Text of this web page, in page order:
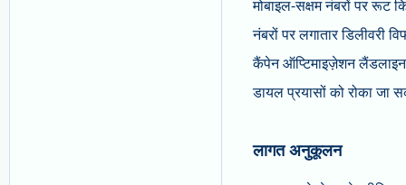
मोबाइल-सक्षम नंबरों पर रूट
नंबरों पर लगातार डिलीवरी
कैंपेन ऑप्टिमाइज़ेशन
डायल प्रयासों को रोका जा
लागत अनुकूलन